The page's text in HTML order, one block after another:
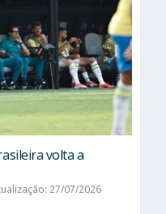
volta a
27/07/2026